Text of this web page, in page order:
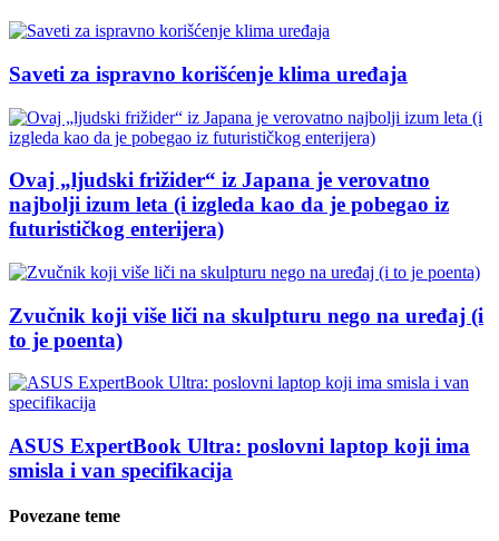
Saveti za ispravno korišćenje klima uređaja
Ovaj „ljudski frižider“ iz Japana je verovatno
najbolji izum leta (i izgleda kao da je pobegao iz
futurističkog enterijera)
Zvučnik koji više liči na skulpturu nego na uređaj (i
to je poenta)
ASUS ExpertBook Ultra: poslovni laptop koji ima
smisla i van specifikacija
Povezane teme